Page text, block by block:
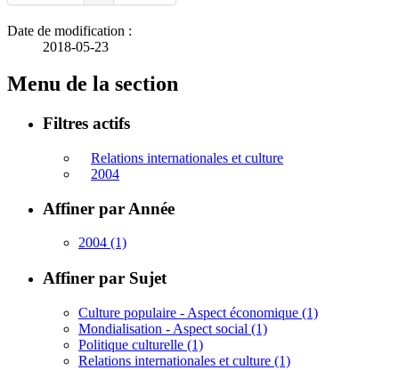
Date de modification :
2018-05-23
Menu de la section
Filtres actifs
Relations internationales et culture
2004
Affiner par Année
2004 (1)
Affiner par Sujet
Culture populaire - Aspect économique (1)
Mondialisation - Aspect social (1)
Politique culturelle (1)
Relations internationales et culture (1)